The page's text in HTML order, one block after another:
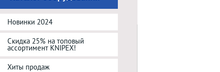
Новинки 2024
Скидка 25% на топовый
ассортимент KNIPEX!
Хиты продаж